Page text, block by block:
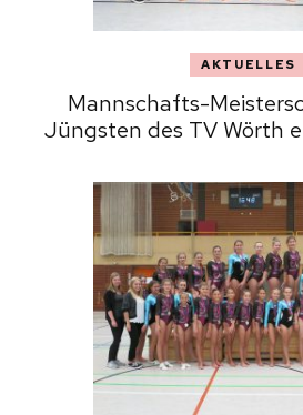
AKTUELLES
Mannschafts-
Jüngsten des TV Wörth